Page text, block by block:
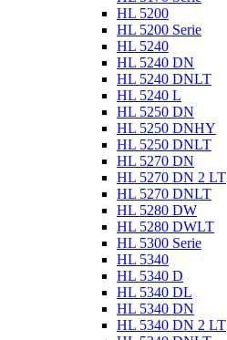
HL 5200
HL 5200 Serie
HL 5240
HL 5240 DN
HL 5240 DNLT
HL 5240 L
HL 5250 DN
HL 5250 DNHY
HL 5250 DNLT
HL 5270 DN
HL 5270 DN 2 LT
HL 5270 DNLT
HL 5280 DW
HL 5280 DWLT
HL 5300 Serie
HL 5340
HL 5340 D
HL 5340 DL
HL 5340 DN
HL 5340 DN 2 LT